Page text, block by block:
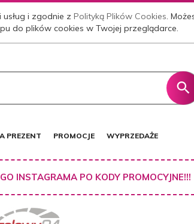
usług i zgodnie zPolityką Plików Cookies.
do plików cookies w Twojej przeglądarce.
PREZENT PROMOCJE WYPRZEDAŻE
INSTAGRAMA PO KODY PROMOCYJNE!!!